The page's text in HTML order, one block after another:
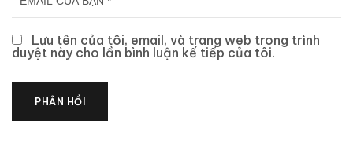
Lưu tên của tôi, email, và trang web trong trình
duyệt này cho lần bình luận kế tiếp của tôi.